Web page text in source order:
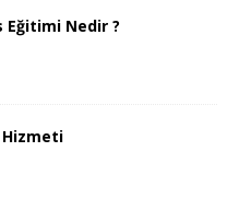
Eğitimi Nedir ?